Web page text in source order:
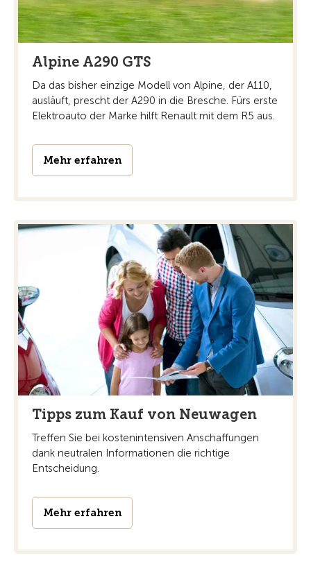
Alpine A290 GTS
Da das bisher einzige Modell von Alpine, der A110,
ausläuft, prescht der A290 in die Bresche. Fürs erste
Elektroauto der Marke hilft Renault mit dem R5 aus.
Mehr erfahren
Tipps zum Kauf von Neuwagen
Treffen Sie bei kostenintensiven Anschaffungen
dank neutralen Informationen die richtige
Entscheidung.
Mehr erfahren